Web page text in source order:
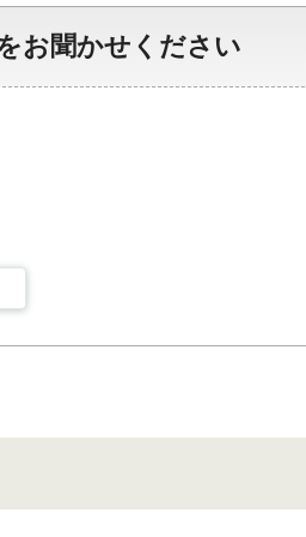
お聞かせください